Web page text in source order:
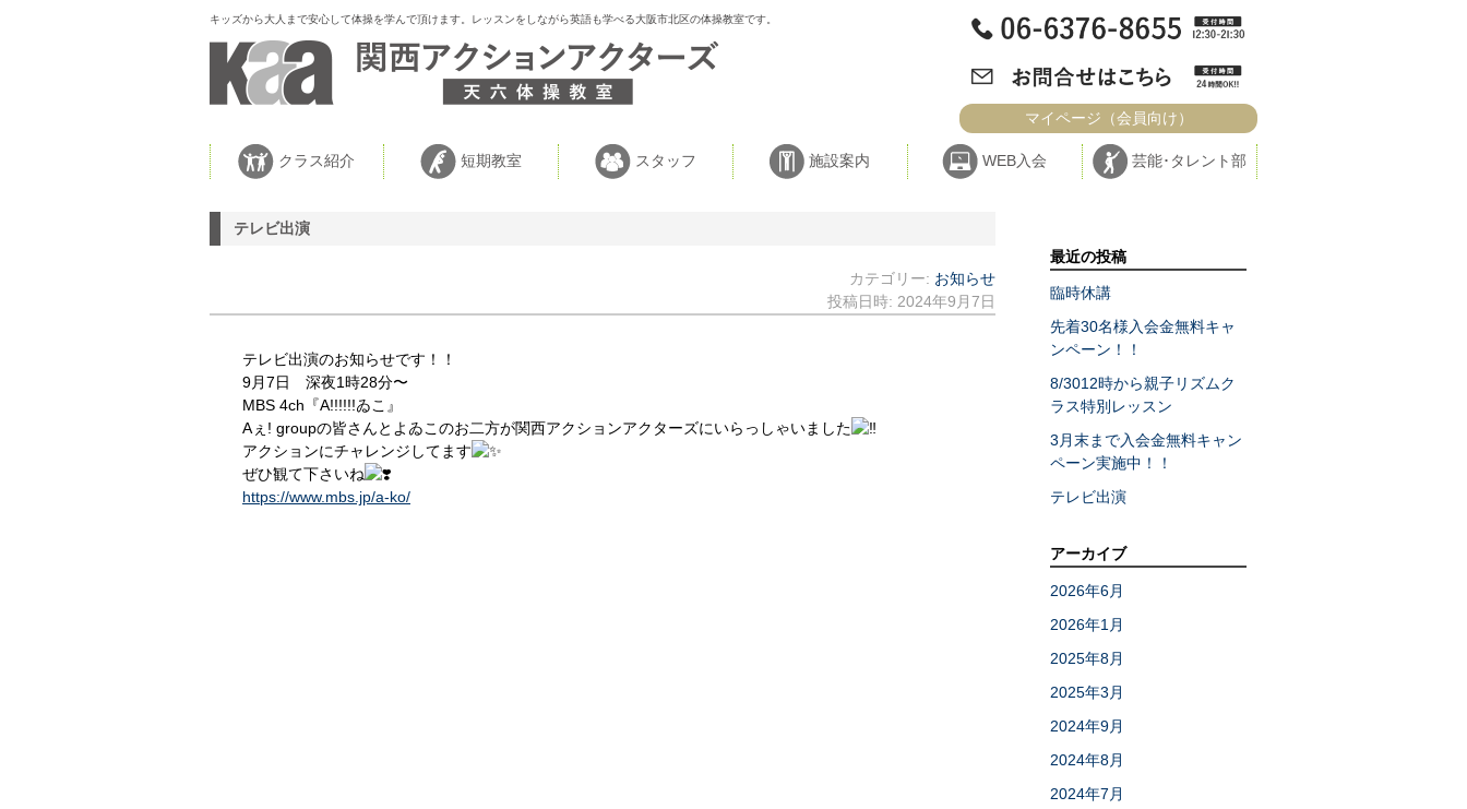
キッズから大人まで安心して体操を学んで頂けます。レッスンをしながら英語も学べる大阪市北区の体操教室です。
マイページ（会員向け）
クラス紹介 短期教室 スタッフ 施設案内 WEB入会 芸能･タレント部
テレビ出演
カテゴリー: お知らせ
投稿日時: 2024年9月7日
テレビ出演のお知らせです！！
9月7日 深夜1時28分〜
MBS 4ch『A!!!!!!ゐこ』
Aぇ! groupの皆さんとよゐこのお二方が関西アクションアクターズにいらっしゃいました
アクションにチャレンジしてます
ぜひ観て下さいね
https://www.mbs.jp/a-ko/
最近の投稿
臨時休講
先着30名様入会金無料キャ
ンペーン！！
8/3012時から親子リズムク
ラス特別レッスン
3月末まで入会金無料キャン
ペーン実施中！！
テレビ出演
アーカイブ
2026年6月
2026年1月
2025年8月
2025年3月
2024年9月
2024年8月
2024年7月